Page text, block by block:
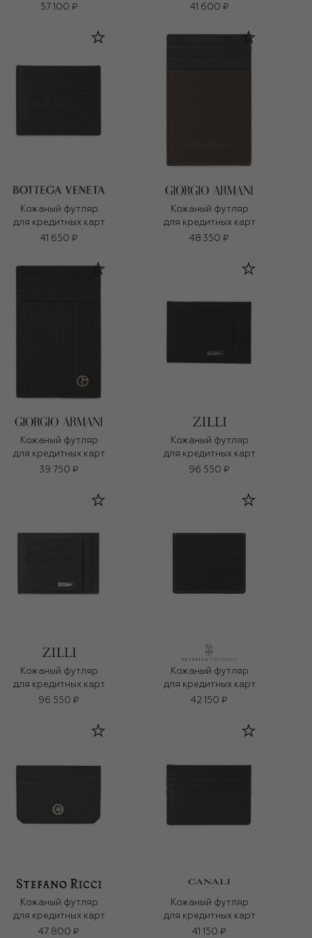
57 100 ₽ 41 600 ₽
Кожаный футляр
для кредитных карт
41 650 ₽
Кожаный футляр
для кредитных карт
48 350 ₽
Кожаный футляр
для кредитных карт
39 750 ₽
Кожаный футляр
для кредитных карт
96 550 ₽
Кожаный футляр
для кредитных карт
96 550 ₽
Кожаный футляр
для кредитных карт
42 150 ₽
Кожаный футляр
для кредитных карт
47 800 ₽
Кожаный футляр
для кредитных карт
41 150 ₽